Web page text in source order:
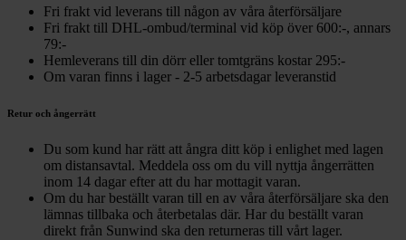
Fri frakt vid leverans till någon av våra återförsäljare
Fri frakt till DHL-ombud/terminal vid köp över 600:-, annars
79:-
Hemleverans till din dörr eller tomtgräns kostar 295:-
Om varan finns i lager - 2-5 arbetsdagar leveranstid
Retur och ångerrätt
Du som kund har rätt att ångra ditt köp i enlighet med lagen
om distansavtal. Meddela oss om du vill nyttja ångerrätten
inom 14 dagar efter att du har mottagit varan.
Om du har beställt varan till en av våra återförsäljare ska den
lämnas tillbaka och återbetalas där. Har du beställt varan
direkt från Sunwind ska den returneras till vårt lager.